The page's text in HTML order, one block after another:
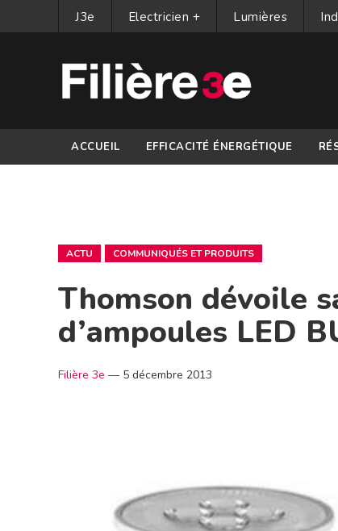
J3e Electricien + Lumières
ACCUEIL EFFICACITÉ ÉNERGÉTIQUE
ACTU COMMUNIQUÉS ET PRODUITS
Thomson dévoile
d’ampoules LED
Filière 3e — 5 décembre 2013